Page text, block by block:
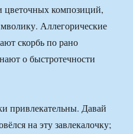
цветочных композиций,
Аллегорические
скорбь по рано
о быстротечности
привлекательны. Давай
на эту завлекалочку;